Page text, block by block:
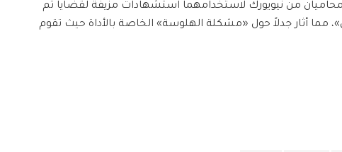
من نيويورك لاستخدامهما استشهادات مزيفة لقضايا تم
أثار جدلاً حول «مشكلة الهلوسة» الخاصة بالأداة حيث تقوم